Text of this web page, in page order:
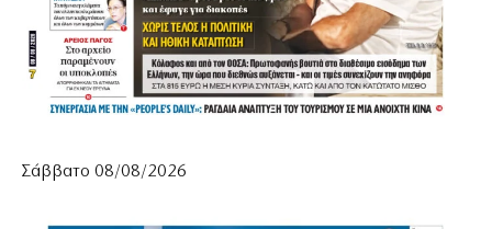
Σάββατο 08/08/2026